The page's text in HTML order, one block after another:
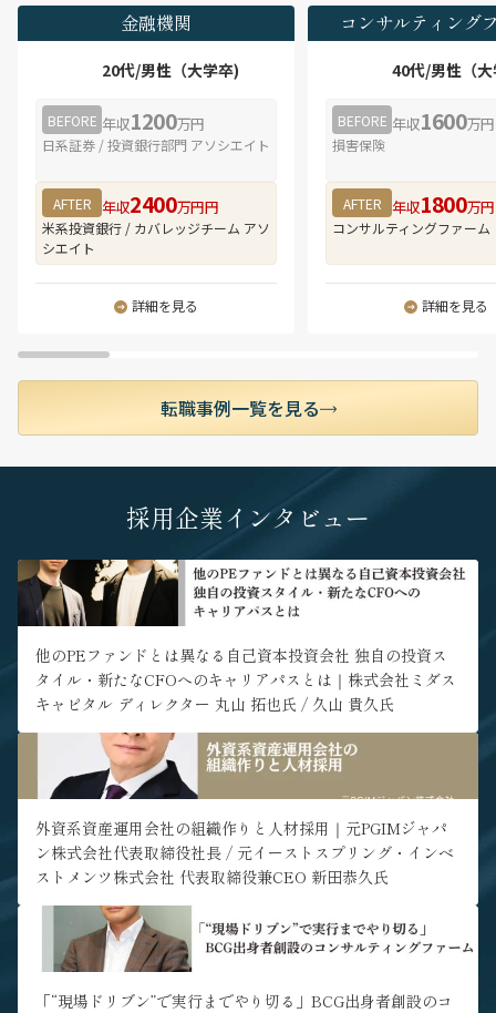
～数億円のミッド～スモールサイズのM&A案件を
多く取り扱っています。FAS系アドバイザリーファ
ームのようにM&A戦略、DD、バリュエーション助
言、ファイナンシャルアドバイザリー（FA）、PMI
といった厳密な分業体制は取っておらず、FA業務
に特化したサービスを手掛けています。そのた
め、初期段階であるM&Aターゲット探索から、デ
ェンス管理、契約交渉、クロージングまで、M&A
プロセス全体に一気通貫で関与することができま
す。M&Aプロフェッショナルとしての実務経験を
幅広く積むことができる環境です。
■ クロスボーダーM&Aに特化した豊富な案件経験
M&Aです。国の種類のみならず、関与する業界も
ーズが最も高い東南アジアを中心とした多様な国
における多業種のM&A案件を通して、グローバル
なビジネス環境で通用する実務経験が得られま
す。年間で10件以上のM&A案件に関与いただくこ
■ アジア全域のチームと協働する柔軟な働き方
を行っているため、日々オンラインで協働しM&A
案件を進めています。社内コミュニケーションは
100%英語で、日本語を使うのはクライアントとの
務経験を積みたい方に適したポジションです。係
るチーム体制のためほぼ全員がフルリモートで仕
事をしており、勤務地制約が比較的少なく日本を
はじめアジア各国等ご自身の希望に応じた居住地
から業務を行うことが可能です。日本国外での駐
在をご希望の方は面談時にご要望を伺います。国
境を越えたチームの中で働くグローバルなキャリ
ア形成が可能な環境です。
テムデザイン⇒ビジネスデザイン⇒グランドデザ
インへとデザイン領域を広げていくことができる
・本人の志向次第で、アプリケーションスペシャ
リストを軸としながら、デジタルビジネスマネー
ジャー、サービスデザイナー、ビジネスディベロ
ッパ、ITアーキテクト、ITスペシャリスト、プロ
ジェクトマネージャなどへ職務領域を拡大するこ
・組織の約1割は中途入社。
・在宅勤務（テレワーク）は、プロジェクト状況
金融機関
20代/男性（大学卒)
BEFORE 年収1200万円
日系証券 / 投資銀行部門 アソシエイト
AFTER 年収2400万円円
米系投資銀行 / カバレッジチーム アソ
シエイト
詳細を見る
コンサルティング
40代/男性（
BEFORE 年収1600万円
損害保険
AFTER 年収1800万円
コンサルティングファーム
詳細を見る
転職事例一覧を見る
採用企業インタビュー
" alt="他のPEファンドとは異なる自己資本投資会社 独自の投資ス
タイル・新たなCFOへのキャリアパスとは｜株式会社ミダスキャ
ピタル ディレクター 丸山 拓也氏 / 久山 貴久氏">
他のPEファンドとは異なる自己資本投資会社 独自の投資ス
タイル・新たなCFOへのキャリアパスとは｜株式会社ミダス
キャピタル ディレクター 丸山 拓也氏 / 久山 貴久氏
" alt="外資系資産運用会社の組織作りと人材採用｜元PGIMジャパ
ン株式会社代表取締役社長 / 元イーストスプリング・インベストメ
ンツ株式会社 代表取締役兼CEO 新田恭久氏">
外資系資産運用会社の組織作りと人材採用｜元PGIMジャパ
ン株式会社代表取締役社長 / 元イーストスプリング・インベ
ストメンツ株式会社 代表取締役兼CEO 新田恭久氏
" alt="「“現場ドリブン”で実行までやり切る」BCG出身者創設の
コンサルティングファーム｜株式会社LASINVA 代表取締役社長 中
川 浩幸氏">
「“現場ドリブン”で実行までやり切る」BCG出身者創設のコ